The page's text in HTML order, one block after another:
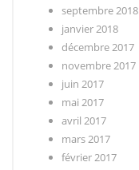
septembre 2018
janvier 2018
décembre 2017
novembre 2017
juin 2017
mai 2017
avril 2017
mars 2017
février 2017